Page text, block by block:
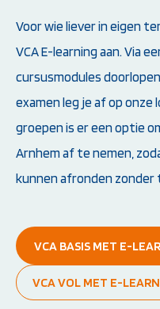
Voor wie liever in eigen
VCA E-learning aan. Via
cursusmodules
examen leg je af op onze
groepen is er een optie
Arnhem af te nemen,
kunnen afronden zonder
VCA BASIS MET E-
VCA VOL MET E-